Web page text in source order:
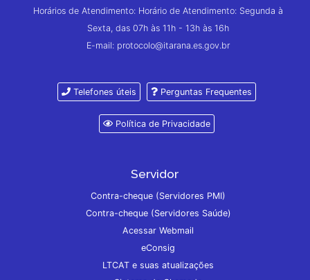
Horários de Atendimento: Horário de Atendimento: Segunda à
Sexta, das 07h às 11h - 13h às 16h
E-mail: protocolo@itarana.es.gov.br
Telefones úteis Perguntas Frequentes
Política de Privacidade
Servidor
Contra-cheque (Servidores PMI)
Contra-cheque (Servidores Saúde)
Acessar Webmail
eConsig
LTCAT e suas atualizações